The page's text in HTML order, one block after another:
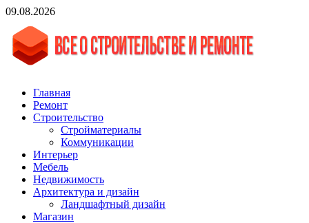
Skip
content
09.08.2026
vgasa.ru
Строительный журнал. Всё о строительстве и ремонтах
Главная
Ремонт
Строительство
Стройматериалы
Коммуникации
Интерьер
Мебель
Недвижимость
Архитектура и дизайн
Ландшафтный дизайн
Магазин